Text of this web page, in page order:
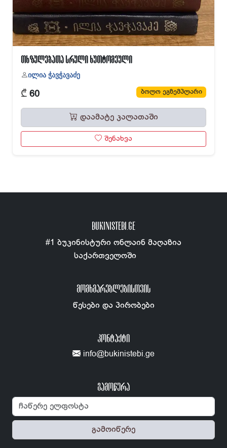
თხზულებათა სრული ხუთტომეული
ილია ჭავჭავაძე
₾ 60 ბოლო ეგზემპლარი
დაამატე კალათაში
შენახვა
BUKINISTEBI.GE
#1 ბუკინისტური ონლაინ მაღაზია
საქართველოში
ᲛᲝᲛᲮᲛᲐᲠᲔᲑᲚᲔᲑᲘᲡᲗᲕᲘᲡ
წესები და პირობები
ᲙᲝᲜᲢᲐᲥᲢᲘ
info@bukinistebi.ge
გამოწერა
გამოიწერე